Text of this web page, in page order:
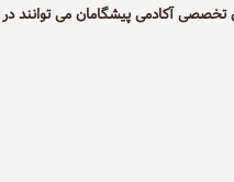
دوستان عزیزی که علاقه دارند و یا می خواهند بصورت حرفه ای ‏‎از پایه آموزش ببینند،‏‎با شرکت در دوره های تخصصی آکادمی پیشگامان ‏‎می توانند در